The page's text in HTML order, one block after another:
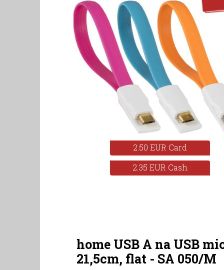
2.50 EUR Card
2.35 EUR Cash
home USB A na USB
21,5cm, flat - SA 050/M